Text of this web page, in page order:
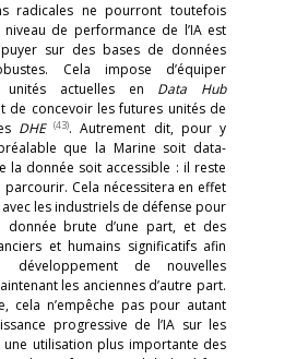
radicales ne pourront toutefois
de performance de l’IA est
sur des bases de données
Cela impose d’équiper
unités actuelles en Data Hub
de concevoir les futures unités de
DHE (43). Autrement dit, pour y
que la Marine soit data-
la donnée soit accessible : il reste
parcourir. Cela nécessitera en effet
avec les industriels de défense pour
brute d’une part, et des
et humains significatifs afin
développement de nouvelles
les anciennes d’autre part.
cela n’empêche pas pour autant
progressive de l’IA sur les
une utilisation plus importante des